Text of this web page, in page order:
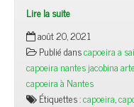
Lire la suite
août 20, 2021
Publié danscapoeira a
capoeira nantes jacobina arte
capoeira à Nantes
Étiquettes :capoeira,